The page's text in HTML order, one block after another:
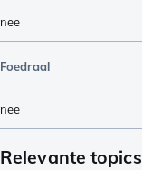
nee
Foedraal
nee
Relevante topics